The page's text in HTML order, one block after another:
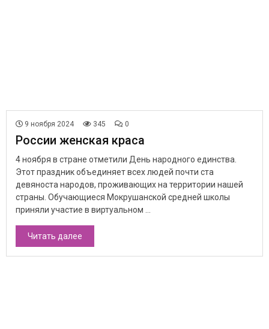
9 ноября 2024 345 0
России женская краса
4 ноября в стране отметили День народного единства.
Этот праздник объединяет всех людей почти ста
девяноста народов, проживающих на территории нашей
страны. Обучающиеся Мокрушанской средней школы
приняли участие в виртуальном ...
Читать далее